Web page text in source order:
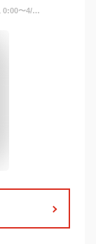
【2点以上まとめ買い10%OFFクーポン対象 4/1 0:00〜4/4 19:59】ナイキ コート ボロー LOW 2 ベビーシューズ NIKE シューズ キッズ スニーカー 靴 子供 ベビー サポート 耐久 レザー ストラップ 丈夫 カップソール 出産祝い 内祝い 公式 ギフト SP25 親子コーデ